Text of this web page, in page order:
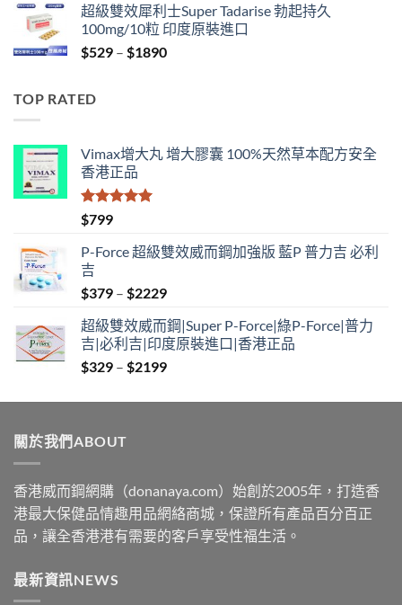
$829
through
$2129
超級雙效犀利士Super Tadarise 勃起持久
100mg/10粒 印度原裝進口
$529 – $1890Price
TOP RATED
Vimax增大丸 增大膠囊 100%天然草本配方安全
香港正品
評分
滿分 5
$799
P-Force 超級雙效威而鋼加強版 藍P 普力吉 必利
吉
$379 – $2229Price
$379
through
$2229
超級雙效威而鋼|Super P-Force|綠P-Force|普力
吉|必利吉|印度原裝進口|香港正品
$329 – $2199Price
$329
關於我們ABOUT
香港威而鋼網購（donanaya.com）始創於2005年，打造香
港最大保健品情趣用品網絡商城，保證所有產品百分百正
品，讓全香港港有需要的客戶享受性福生活。
最新資訊NEWS